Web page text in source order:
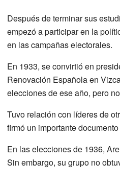
Después de terminar sus
empezó a participar en la
en las campañas electorales.
En 1933, se convirtió en
Renovación Española en
elecciones de ese año, pero
Tuvo relación con líderes de
firmó un importante
En las elecciones de 1936,
Sin embargo, su grupo no